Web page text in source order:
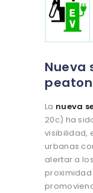
Nueva
La nueva
20c) ha
visibilidad,
urbanas
alertar a